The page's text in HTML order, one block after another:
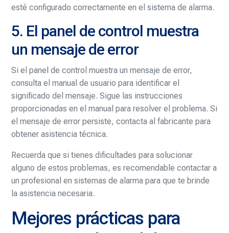
esté configurado correctamente en el sistema de alarma.
5. El panel de control muestra
un mensaje de error
Si el panel de control muestra un mensaje de error,
consulta el manual de usuario para identificar el
significado del mensaje. Sigue las instrucciones
proporcionadas en el manual para resolver el problema. Si
el mensaje de error persiste, contacta al fabricante para
obtener asistencia técnica.
Recuerda que si tienes dificultades para solucionar
alguno de estos problemas, es recomendable contactar a
un profesional en sistemas de alarma para que te brinde
la asistencia necesaria.
Mejores prácticas para